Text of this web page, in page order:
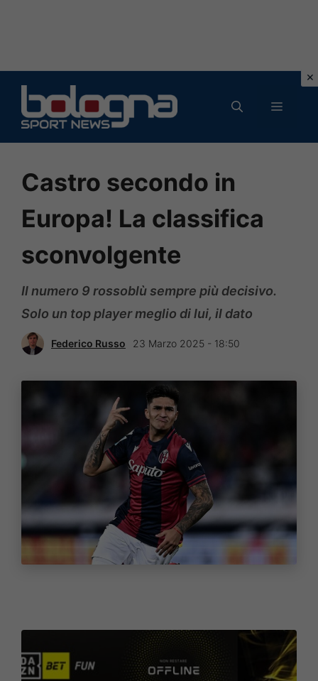
contenuto
MENU
Castro secondo in
Europa! La classifica
sconvolgente
Il numero 9 rossoblù sempre più decisivo.
Solo un top player meglio di lui, il dato
Federico Russo 23 Marzo 2025 - 18:50